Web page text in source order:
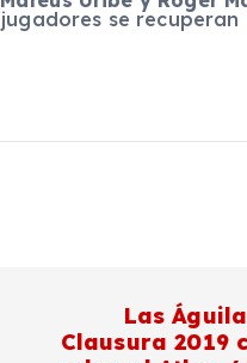
se recuperan
Las
Clausura 2019